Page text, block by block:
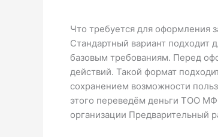
Что требуется для оформления
Стандартный вариант подходит
базовым требованиям. Перед
действий. Такой формат
сохранением возможности
этого переведём деньги ТОО
организации Предварительный